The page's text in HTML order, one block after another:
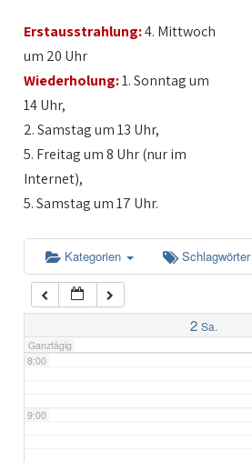
Erstausstrahlung:4. Mittwoch
um 20 Uhr
Wiederholung:1. Sonntag um
14 Uhr,
2. Samstag um 13 Uhr,
5. Freitag um 8 Uhr (nur im
Internet),
5. Samstag um 17 Uhr.
Kategorien Schlagwörter
2 Sa.
Ganztägig
2:00
3:00
5:00
6:00
7:00
8:00
9:00